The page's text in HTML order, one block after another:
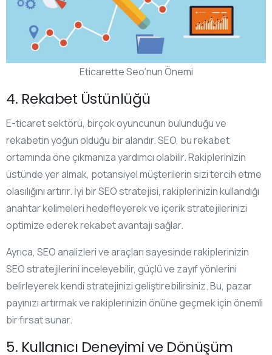
Eticarette Seo’nun Önemi
4. Rekabet Üstünlüğü
E-ticaret sektörü, birçok oyuncunun bulunduğu ve
rekabetin yoğun olduğu bir alandır. SEO, bu rekabet
ortamında öne çıkmanıza yardımcı olabilir. Rakiplerinizin
üstünde yer almak, potansiyel müşterilerin sizi tercih etme
olasılığını artırır. İyi bir SEO stratejisi, rakiplerinizin kullandığı
anahtar kelimeleri hedefleyerek ve içerik stratejilerinizi
optimize ederek rekabet avantajı sağlar.
Ayrıca, SEO analizleri ve araçları sayesinde rakiplerinizin
SEO stratejilerini inceleyebilir, güçlü ve zayıf yönlerini
belirleyerek kendi stratejinizi geliştirebilirsiniz. Bu, pazar
payınızı artırmak ve rakiplerinizin önüne geçmek için önemli
bir fırsat sunar.
5. Kullanıcı Deneyimi ve Dönüşüm